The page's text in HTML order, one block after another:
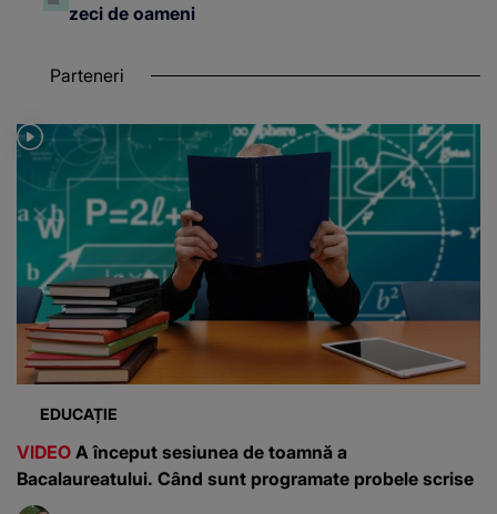
zeci de oameni
Parteneri
EDUCAȚIE
VIDEO A început sesiunea de toamnă a
Bacalaureatului. Când sunt programate probele scrise